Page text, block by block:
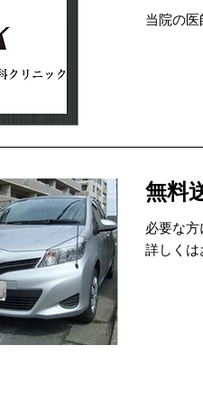
当院の医
無料
必要な方
詳しくは